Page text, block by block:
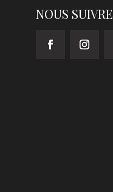
NOUS SUIVRE